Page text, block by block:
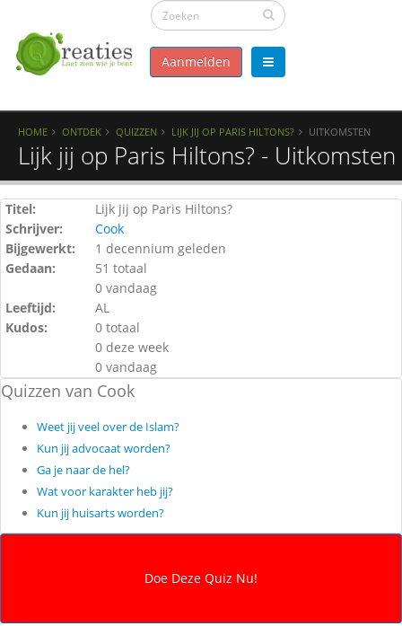
Aanmelden
HOME ONTDEK QUIZZEN LIJK JIJ OP PARIS HILTONS? UITKOMSTEN
Lijk jij op Paris Hiltons? - Uitkomsten
Titel:
Lijk jij op Paris Hiltons?
Schrijver:
Cook
Bijgewerkt:
1 decennium geleden
Gedaan:
51 totaal
0 vandaag
Leeftijd:
AL
Kudos:
0 totaal
0 deze week
0 vandaag
Quizzen van Cook
Weet jij veel over de Islam?
Kun jij advocaat worden?
Ga je naar de hel?
Wat voor karakter heb jij?
Kun jij huisarts worden?